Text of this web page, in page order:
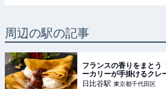
周辺の駅の記事
フランスの香りをまとう
ーカリーが手掛けるクレ
比谷） | 食べログマガジン
日比谷駅 東京都千代田区